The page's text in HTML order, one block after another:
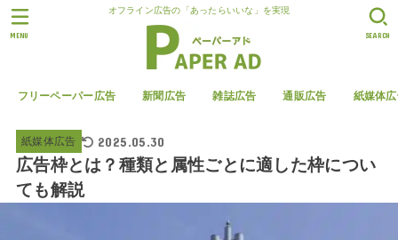
オフライン広告の「あったらいいな」を実現
フリーペーパー広告 新聞広告 雑誌広告 通販広告 紙媒体
SEARCH
MENU
紙媒体広告 2025.05.30
広告枠とは？種類と属性ごとに適した枠につい
ても解説